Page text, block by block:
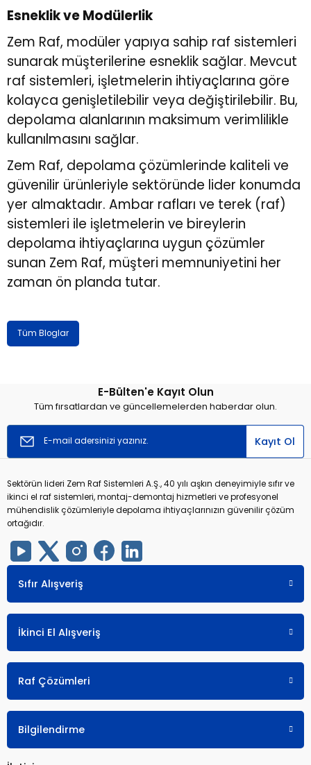
Esneklik ve Modülerlik
Zem Raf, modüler yapıya sahip raf sistemleri
sunarak müşterilerine esneklik sağlar. Mevcut
raf sistemleri, işletmelerin ihtiyaçlarına göre
kolayca genişletilebilir veya değiştirilebilir. Bu,
depolama alanlarının maksimum verimlilikle
kullanılmasını sağlar.
Zem Raf, depolama çözümlerinde kaliteli ve
güvenilir ürünleriyle sektöründe lider konumda
yer almaktadır. Ambar rafları ve terek (raf)
sistemleri ile işletmelerin ve bireylerin
depolama ihtiyaçlarına uygun çözümler
sunan Zem Raf, müşteri memnuniyetini her
zaman ön planda tutar.
Tüm Bloglar
E-Bülten'e Kayıt Olun
Tüm fırsatlardan ve güncellemelerden haberdar olun.
Kayıt Ol
Sektörün lideri Zem Raf Sistemleri A.Ş., 40 yılı aşkın deneyimiyle sıfır ve
ikinci el raf sistemleri, montaj-demontaj hizmetleri ve profesyonel
mühendislik çözümleriyle depolama ihtiyaçlarınızın güvenilir çözüm
ortağıdır.
Sıfır Alışveriş
İkinci El Alışveriş
Raf Çözümleri
Bilgilendirme